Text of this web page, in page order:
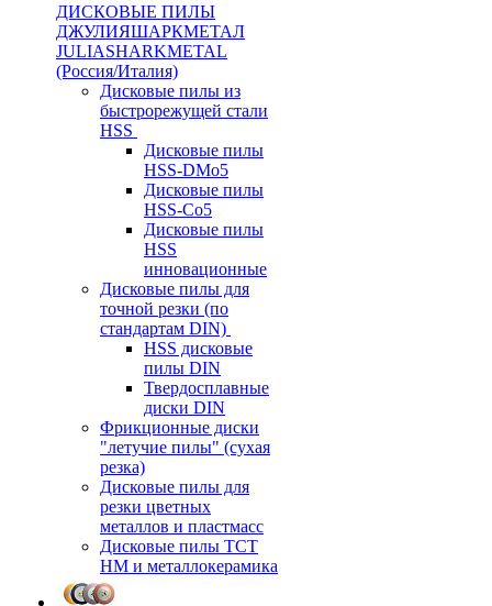
ДИСКОВЫЕ ПИЛЫ
ДЖУЛИЯШАРКМЕТАЛ
JULIASHARKMETAL
(Россия/Италия)
Дисковые пилы из
быстрорежущей стали
HSS
Дисковые пилы
HSS-DMo5
Дисковые пилы
HSS-Co5
Дисковые пилы
HSS
инновационные
Дисковые пилы для
точной резки (по
стандартам DIN)
HSS дисковые
пилы DIN
Твердосплавные
диски DIN
Фрикционные диски
"летучие пилы" (сухая
резка)
Дисковые пилы для
резки цветных
металлов и пластмасс
Дисковые пилы ТСТ
НМ и металлокерамика